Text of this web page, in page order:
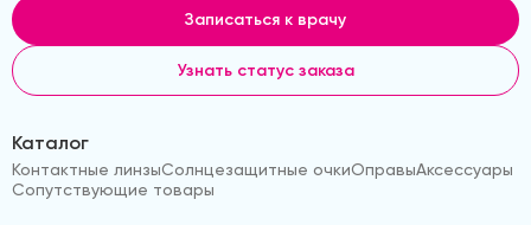
Записаться к врачу
Узнать статус заказа
Каталог
Контактные линзыСолнцезащитные очкиОправыАксессуары
Сопутствующие товары